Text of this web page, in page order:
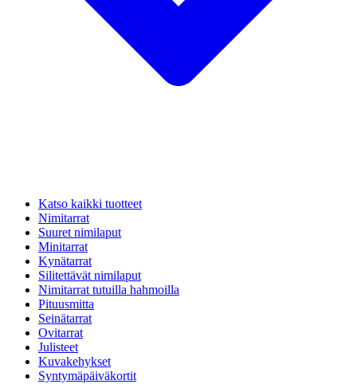
Katso kaikki tuotteet
Nimitarrat
Suuret nimilaput
Minitarrat
Kynätarrat
Silitettävät nimilaput
Nimitarrat tutuilla hahmoilla
Pituusmitta
Seinätarrat
Ovitarrat
Julisteet
Kuvakehykset
Syntymäpäiväkortit